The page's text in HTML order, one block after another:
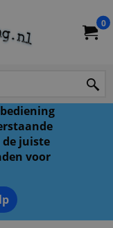
0
juiste
voor